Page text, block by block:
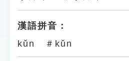
漢語拼音：
kǔn ＃kǔn